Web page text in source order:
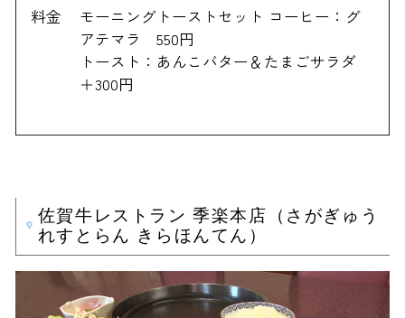
料金
モーニングトーストセット コーヒー：グ
アテマラ 550円
トースト：あんこバター＆たまごサラダ
＋300円
佐賀牛レストラン 季楽本店（さがぎゅう
れすとらん きらほんてん）